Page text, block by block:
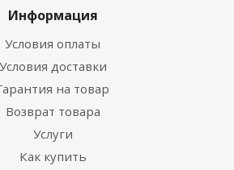
Информация
Условия оплаты
Условия доставки
на товар
Возврат товара
Услуги
Как купить